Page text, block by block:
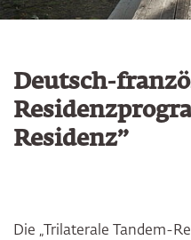
Deutsch-
Residenz”
Die „Trilaterale Tandem-